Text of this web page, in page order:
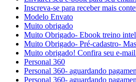
Inscreva-se para receber mais
Modelo Envato
Muito obrigado
Muito Obrigado- Ebook treino
Muito Obrigado- Pré-cadastro-
Muito obrigado! Confira seu e-
Personal 360
Personal 360- aguardando
Personal 360- aguardando